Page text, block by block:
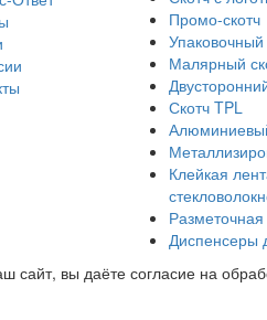
Промо-скотч
Упаковочный
Малярный
Скотч TPL
Клейкая
Диспенсеры
сайт, вы даёте согласие на